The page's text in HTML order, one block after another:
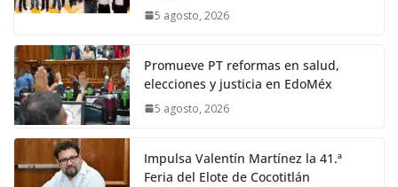
5 agosto, 2026
Promueve PT reformas en salud,
elecciones y justicia en EdoMéx
5 agosto, 2026
Impulsa Valentín Martínez la 41.ª
Feria del Elote de Cocotitlán